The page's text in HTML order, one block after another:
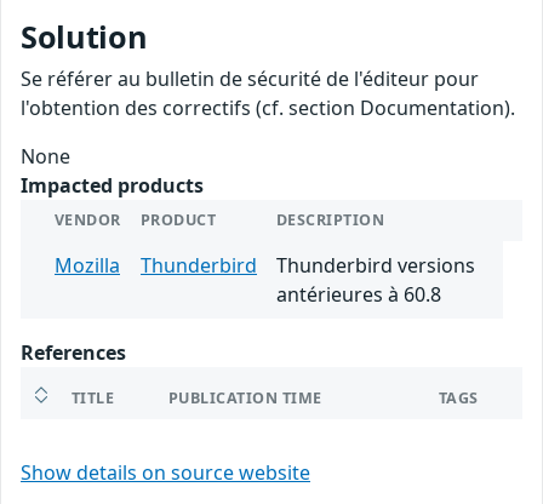
Solution
Se référer au bulletin de sécurité de l'éditeur pour
l'obtention des correctifs (cf. section Documentation).
None
Impacted products
VENDOR PRODUCT DESCRIPTION
Mozilla Thunderbird
Thunderbird versions
antérieures à 60.8
References
TITLE PUBLICATION TIME TAGS
Show details on source website